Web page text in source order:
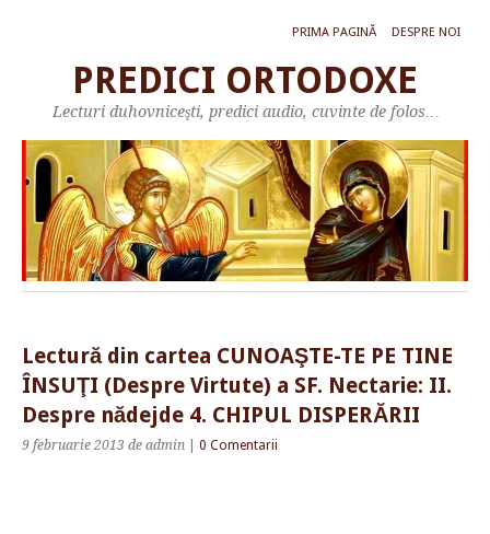
PRIMA PAGINĂ DESPRE NOI
PREDICI ORTODOXE
Lecturi duhovniceşti, predici audio, cuvinte de folos…
Lectură din cartea CUNOAŞTE-TE PE TINE
ÎNSUŢI (Despre Virtute) a SF. Nectarie: II.
Despre nădejde 4. CHIPUL DISPERĂRII
9 februarie 2013 de admin 0 Comentarii